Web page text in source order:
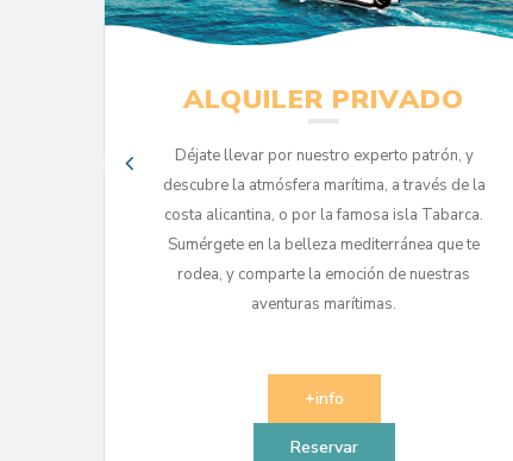
ALQUILER PRIVADO
Déjate llevar por nuestro experto patrón, y
descubre la atmósfera marítima, a través de la
costa alicantina, o por la famosa isla Tabarca.
Sumérgete en la belleza mediterránea que te
rodea, y comparte la emoción de nuestras
aventuras marítimas.
+info
Reservar